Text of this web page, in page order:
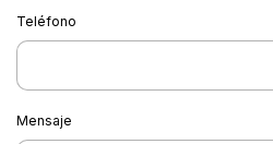
Teléfono
Mensaje